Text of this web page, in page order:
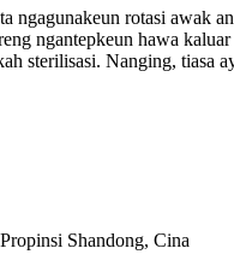
ngagunakeun rotasi awak
ngantepkeun hawa
sterilisasi. Nanging, tiasa
Shandong, Cina